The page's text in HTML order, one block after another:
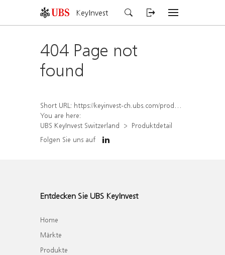
KeyInvest
404 Page not
found
Short URL: https://keyinvest-ch.ubs.com/produkt/detail/index/isin/CH1292041170
You are here:
UBS KeyInvest Switzerland
Produktdetail
Folgen Sie uns auf
Entdecken Sie UBS KeyInvest
Home
Märkte
Produkte